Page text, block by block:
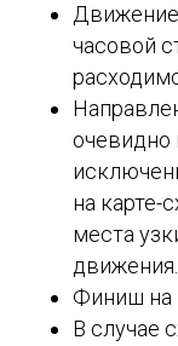
Движение
часовой
очевидно
на карте-
места
движения.
Финиш на
В случае